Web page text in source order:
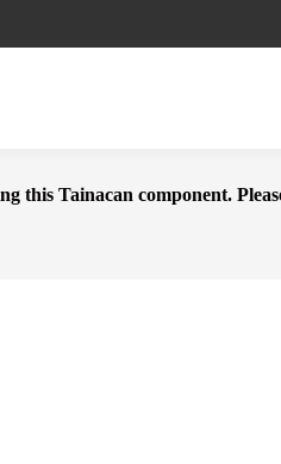
this Tainacan component.